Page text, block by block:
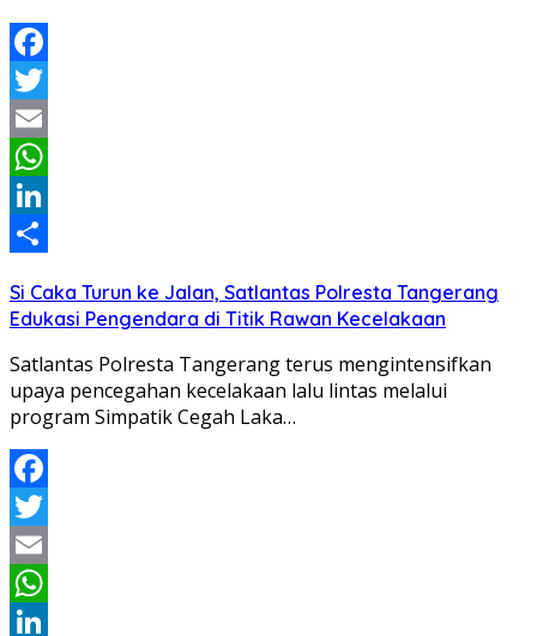
Facebook
Twitter
Email
WhatsApp
LinkedIn
Si Caka Turun ke Jalan, Satlantas Polresta Tangerang
Edukasi Pengendara di Titik Rawan Kecelakaan
Satlantas Polresta Tangerang terus mengintensifkan
upaya pencegahan kecelakaan lalu lintas melalui
program Simpatik Cegah Laka…
Facebook
Twitter
Email
WhatsApp